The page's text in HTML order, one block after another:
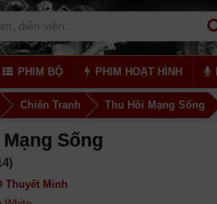
PHIM BỘ PHIM HOẠT HÌNH
Chiến Tranh Thu Hồi Mạng Sống
Sống
Thuyết Minh